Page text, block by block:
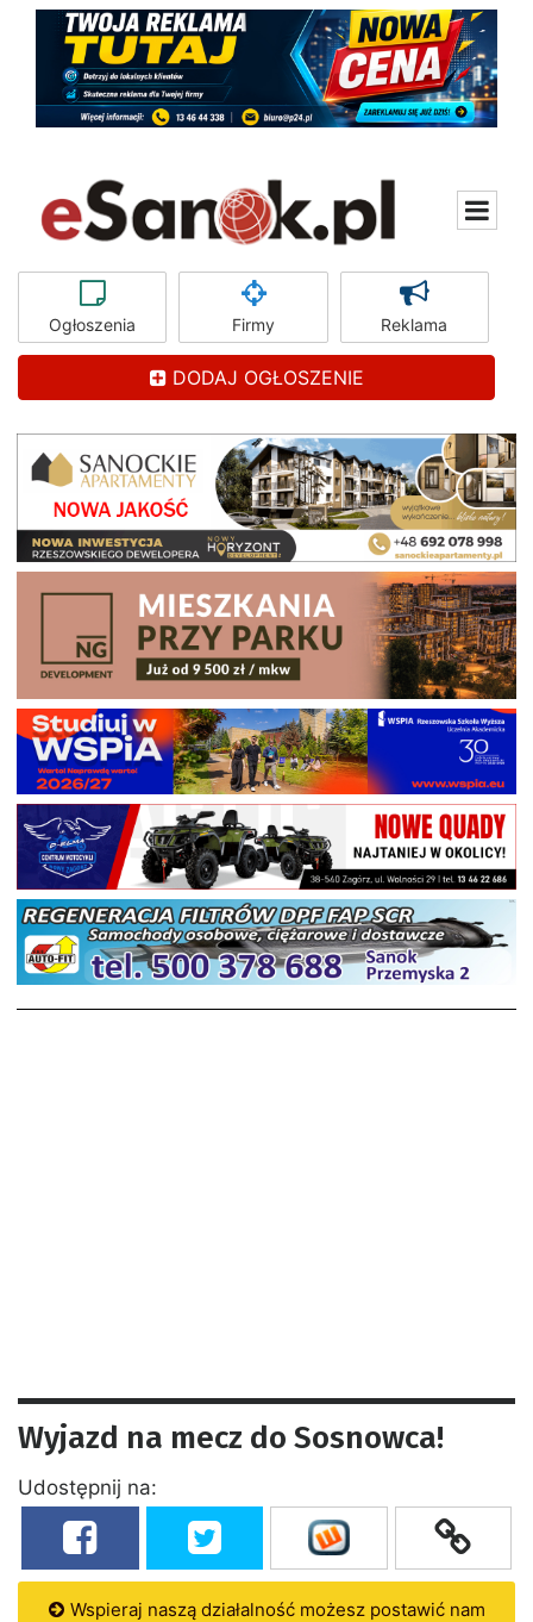
Ogłoszenia Firmy Reklama
DODAJ OGŁOSZENIE
Wyjazd na mecz do Sosnowca!
Udostępnij na:
Wspieraj naszą działalność możesz postawić nam